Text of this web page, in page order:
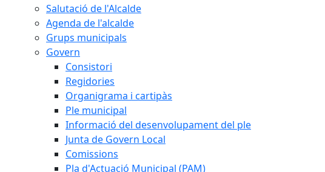
Salutació de l'Alcalde
Agenda de l'alcalde
Grups municipals
Govern
Consistori
Regidories
Organigrama i cartipàs
Ple municipal
Informació del desenvolupament del ple
Junta de Govern Local
Comissions
Pla d'Actuació Municipal (PAM)